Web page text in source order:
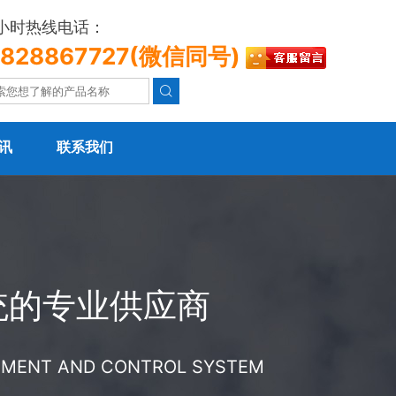
时热线电话：
微信同号)

联系我们
专业供应商
AND CONTROL SYSTEM